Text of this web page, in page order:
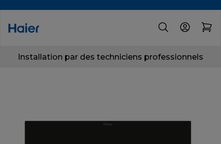
Installation par des techniciens professionnels